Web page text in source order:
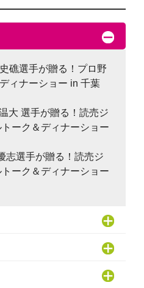
礁選手が贈る！プロ野
ィナーショー in 千葉
大 選手が贈る！読売ジ
ーク＆ディナーショー
志選手が贈る！読売ジ
ーク＆ディナーショー